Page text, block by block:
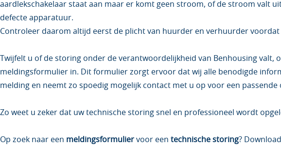
aardlekschakelaar staat aan maar er komt geen stroom, of de stroom valt
defecte apparatuur.
Controleer daarom altijd eerst de plicht van huurder en verhuurder
Twijfelt u of de storing onder de verantwoordelijkheid van Benhousing
meldingsformulier in. Dit formulier zorgt ervoor dat wij alle benodigde
melding en neemt zo spoedig mogelijk contact met u op voor een passende
Zo weet u zeker dat uw technische storing snel en professioneel wordt
Op zoek naar een meldingsformulier voor een technische storing?